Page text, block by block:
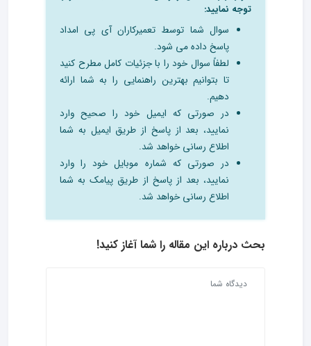
توجه نمایید:
سوال شما توسط تعمیرکاران آی پی امداد
پاسخ داده می شود.
لطفاً سوال خود را با جزئیات کامل مطرح کنید
تا بتوانیم بهترین راهنمایی را به شما ارائه
دهیم.
در صورتی که ایمیل خود را صحیح وارد
نمایید، بعد از پاسخ از طریق ایمیل به شما
اطلاع رسانی خواهد شد.
در صورتی که شماره موبایل خود را وارد
نمایید، بعد از پاسخ از طریق پیامک به شما
اطلاع رسانی خواهد شد.
بحث درباره این مقاله را شما آغاز کنید!